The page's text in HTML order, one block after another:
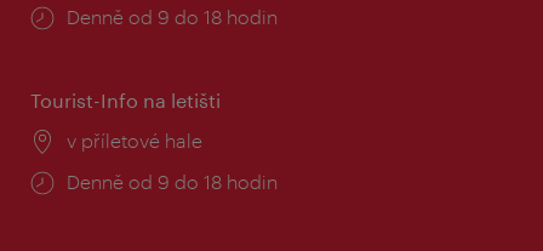
Provozní
Denně od 9 do 18 hodin
Tourist-Info na letišti
Místo:
v příletové hale
Provozní
Denně od 9 do 18 hodin